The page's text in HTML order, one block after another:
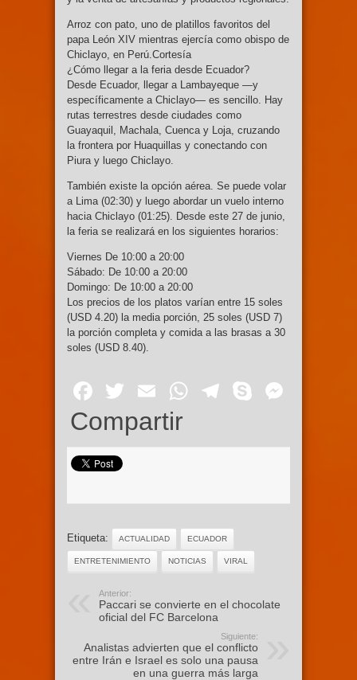
Arroz con pato, uno de platillos favoritos del
papa León XIV mientras ejercía como obispo de
Chiclayo, en Perú.Cortesía
¿Cómo llegar a la feria desde Ecuador?
Desde Ecuador, llegar a Lambayeque —y
específicamente a Chiclayo— es sencillo. Hay
rutas terrestres desde ciudades como
Guayaquil, Machala, Cuenca y Loja, cruzando
la frontera por Huaquillas y conectando con
Piura y luego Chiclayo.
También existe la opción aérea. Se puede volar
a Lima (02:30) y luego abordar un vuelo interno
hacia Chiclayo (01:25). Desde este 27 de junio,
la feria se realizará en los siguientes horarios:
Viernes De 10:00 a 20:00
Sábado: De 10:00 a 20:00
Domingo: De 10:00 a 20:00
Los precios de los platos varían entre 15 soles
(USD 4.20) la media porción, 25 soles (USD 7)
la porción completa y comida a las brasas a 30
soles (USD 8.40).
Facebook
Twitter
EmailWhatsApp
Telegram
Skype
Compartir
Etiqueta: ACTUALIDAD ECUADOR
ENTRETENIMIENTO NOTICIAS VIRAL
Anterior:
Paccari se convierte en el chocolate
oficial del FC Barcelona
Siguiente:
Analistas advierten que el conflicto
entre Irán e Israel es solo una pausa
en una guerra más larga